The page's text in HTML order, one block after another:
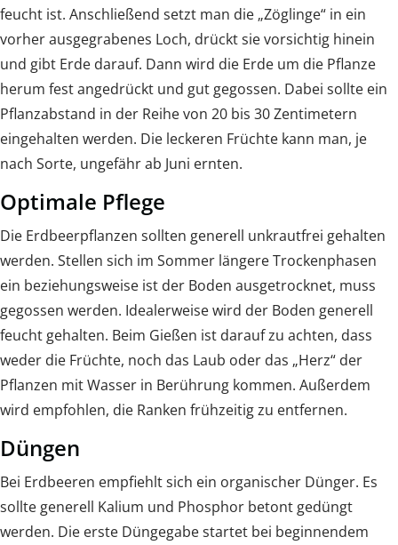
feucht ist. Anschließend setzt man die „Zöglinge“ in ein
vorher ausgegrabenes Loch, drückt sie vorsichtig hinein
und gibt Erde darauf. Dann wird die Erde um die Pflanze
herum fest angedrückt und gut gegossen. Dabei sollte ein
Pflanzabstand in der Reihe von 20 bis 30 Zentimetern
eingehalten werden. Die leckeren Früchte kann man, je
nach Sorte, ungefähr ab Juni ernten.
Optimale Pflege
Die Erdbeerpflanzen sollten generell unkrautfrei gehalten
werden. Stellen sich im Sommer längere Trockenphasen
ein beziehungsweise ist der Boden ausgetrocknet, muss
gegossen werden. Idealerweise wird der Boden generell
feucht gehalten. Beim Gießen ist darauf zu achten, dass
weder die Früchte, noch das Laub oder das „Herz“ der
Pflanzen mit Wasser in Berührung kommen. Außerdem
wird empfohlen, die Ranken frühzeitig zu entfernen.
Düngen
Bei Erdbeeren empfiehlt sich ein organischer Dünger. Es
sollte generell Kalium und Phosphor betont gedüngt
werden. Die erste Düngegabe startet bei beginnendem